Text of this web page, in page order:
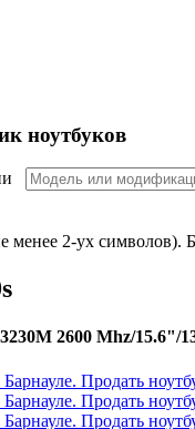
ноутбуков
менее 2-ух символов).
2600 Mhz/15.6"/